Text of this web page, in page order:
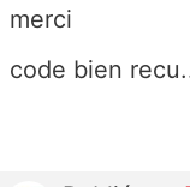
merci
code bien